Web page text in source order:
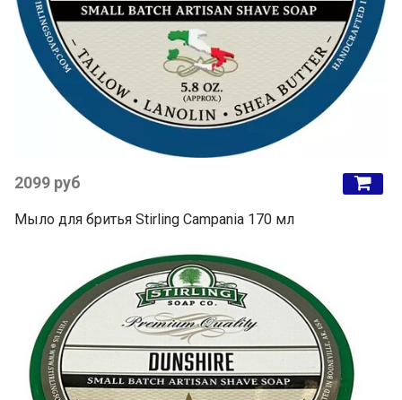
2099 руб
Мыло для бритья Stirling Campania 170 мл